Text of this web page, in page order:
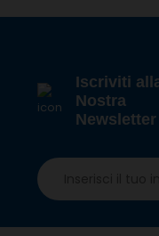
Iscriviti
Nostra
Newsletter